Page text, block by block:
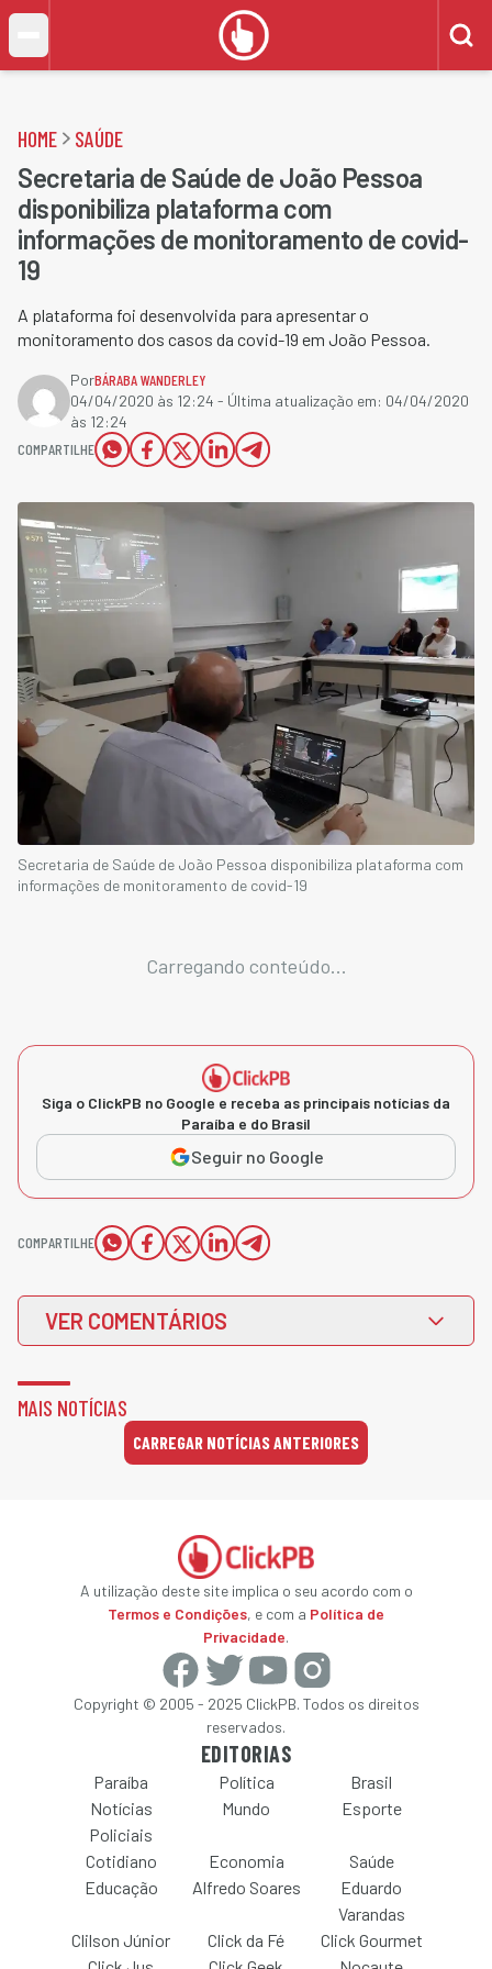
HOME SAÚDE
Secretaria de Saúde de João Pessoa
disponibiliza plataforma com
informações de monitoramento de covid-
19
A plataforma foi desenvolvida para apresentar o
monitoramento dos casos da covid-19 em João Pessoa.
PorBÁRABA WANDERLEY
04/04/2020 às 12:24 - Última atualização em: 04/04/2020
às 12:24
COMPARTILHE
Secretaria de Saúde de João Pessoa disponibiliza plataforma com
informações de monitoramento de covid-19
Carregando conteúdo...
Siga o ClickPB no Google e receba as principais notícias da
Paraíba e do Brasil
Seguir no Google
COMPARTILHE
VER COMENTÁRIOS
MAIS NOTÍCIAS
CARREGAR NOTÍCIAS ANTERIORES
A utilização deste site implica o seu acordo com o
Termos e Condições, e com a Política de
Privacidade.
Copyright © 2005 - 2025 ClickPB. Todos os direitos
reservados.
EDITORIAS
Paraíba Política
Brasil
Notícias
Policiais
Mundo Esporte
Cotidiano Economia
Saúde
Educação
Alfredo Soares
Eduardo
Varandas
Clilson Júnior
Click da Fé
Click Gourmet